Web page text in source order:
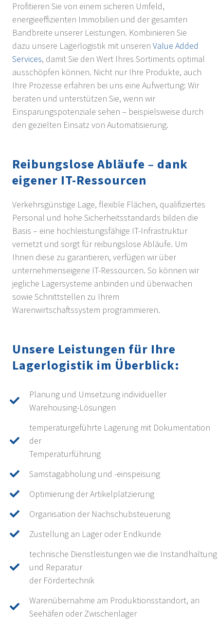
Profitieren Sie von einem sicheren Umfeld,
energieeffizienten Immobilien und der gesamten
Bandbreite unserer Leistungen. Kombinieren Sie
dazu unsere Lagerlogistik mit unseren Value Added
Services, damit Sie den Wert Ihres Sortiments optimal
ausschöpfen können. Nicht nur Ihre Produkte, auch
Ihre Prozesse erfahren bei uns eine Aufwertung: Wir
beraten und unterstützen Sie, wenn wir
Einsparungspotenziale sehen – beispielsweise durch
den gezielten Einsatz von Automatisierung.
Reibungslose Abläufe – dank
eigener IT-Ressourcen
Verkehrsgünstige Lage, flexible Flächen, qualifiziertes
Personal und hohe Sicherheitsstandards bilden die
Basis – eine hochleistungsfähige IT-Infrastruktur
vernetzt und sorgt für reibungslose Abläufe. Um
Ihnen diese zu garantieren, verfügen wir über
unternehmenseigene IT-Ressourcen. So können wir
jegliche Lagersysteme anbinden und überwachen
sowie Schnittstellen zu Ihrem
Warenwirtschaftssystem programmieren.
Unsere Leistungen für Ihre
Lagerlogistik im Überblick:
Planung und Umsetzung individueller
Warehousing-Lösungen
temperaturgeführte Lagerung mit Dokumentation
der
Temperaturführung
Samstagabholung und -einspeisung
Optimierung der Artikelplatzierung
Organisation der Nachschubsteuerung
Zustellung an Lager oder Endkunde
technische Dienstleistungen wie die Instandhaltung
und Reparatur
der Fördertechnik
Warenübernahme am Produktionsstandort, an
Seehäfen oder Zwischenlager